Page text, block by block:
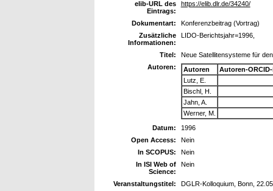
elib-URL des
Eintrags:
https://elib.dlr.de/34240/
Dokumentart:
Konferenzbeitrag (Vortrag)
Zusätzliche
Informationen:
LIDO-Berichtsjahr=1996,
Titel:
Neue Satellitensysteme für
Autoren:
Autoren
Autoren-
Lutz, E.
Bischl, H.
Jahn, A.
Werner, M.
Datum:
1996
Open Access:
Nein
In SCOPUS:
Nein
In ISI Web of
Science:
Nein
Veranstaltungstitel:
DGLR-Kolloquium, Bonn,